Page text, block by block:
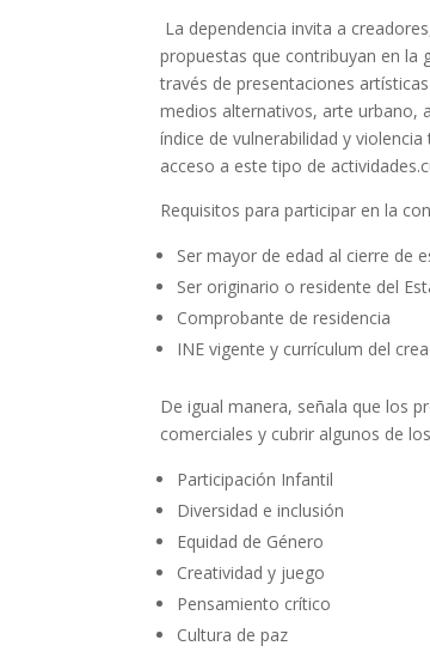
La dependencia invita a
propuestas que contribuyan en la
través de presentaciones
medios alternativos, arte urbano,
índice de vulnerabilidad y
acceso a este tipo de
Requisitos para participar en la
Ser mayor de edad al cierre de
Ser originario o residente del
Comprobante de residencia
INE vigente y currículum del
De igual manera, señala que los
comerciales y cubrir algunos de
Participación Infantil
Diversidad e inclusión
Equidad de Género
Creatividad y juego
Pensamiento crítico
Cultura de paz